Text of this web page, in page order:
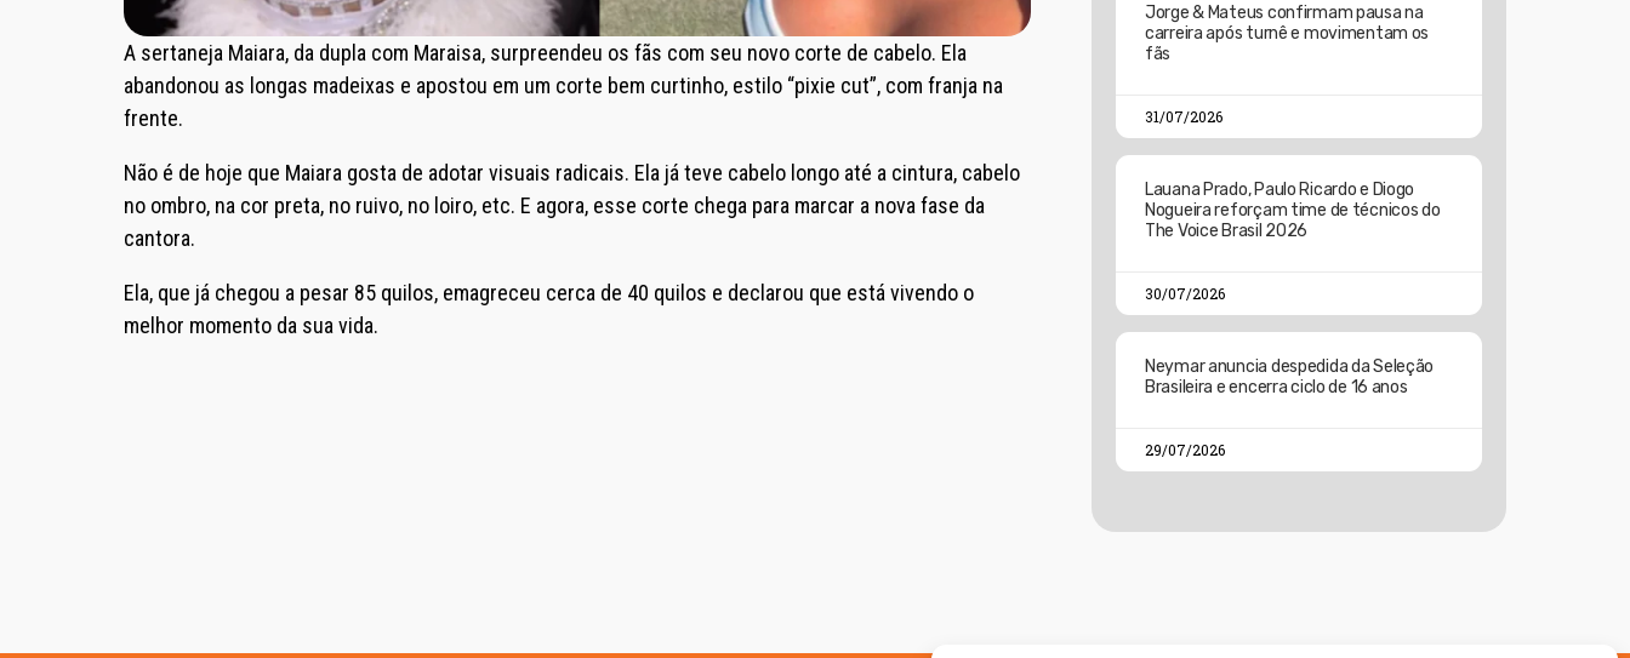
A sertaneja Maiara, da dupla com Maraisa, surpreendeu os fãs com seu novo corte de cabelo. Ela
abandonou as longas madeixas e apostou em um corte bem curtinho, estilo “pixie cut”, com franja na
frente.
Não é de hoje que Maiara gosta de adotar visuais radicais. Ela já teve cabelo longo até a cintura, cabelo
no ombro, na cor preta, no ruivo, no loiro, etc. E agora, esse corte chega para marcar a nova fase da
cantora.
Ela, que já chegou a pesar 85 quilos, emagreceu cerca de 40 quilos e declarou que está vivendo o
melhor momento da sua vida.
Jorge & Mateus confirmam pausa na
carreira após turnê e movimentam os
fãs
31/07/2026
Lauana Prado, Paulo Ricardo e Diogo
Nogueira reforçam time de técnicos do
The Voice Brasil 2026
30/07/2026
Neymar anuncia despedida da Seleção
Brasileira e encerra ciclo de 16 anos
29/07/2026